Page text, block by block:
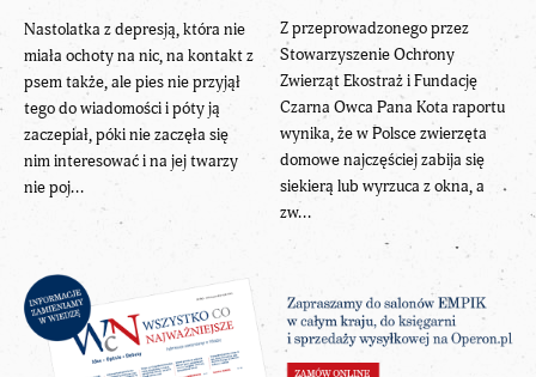
Nastolatka z depresją, która nie
miała ochoty na nic, na kontakt z
psem także, ale pies nie przyjął
tego do wiadomości i póty ją
zaczepiał, póki nie zaczęła się
nim interesować i na jej twarzy
nie poj...
Z przeprowadzonego przez
Stowarzyszenie Ochrony
Zwierząt Ekostraż i Fundację
Czarna Owca Pana Kota raportu
wynika, że w Polsce zwierzęta
domowe najczęściej zabija się
siekierą lub wyrzuca z okna, a
zw...